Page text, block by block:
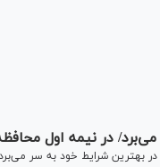
در نیمه اول
بهترین شرایط خود به سر